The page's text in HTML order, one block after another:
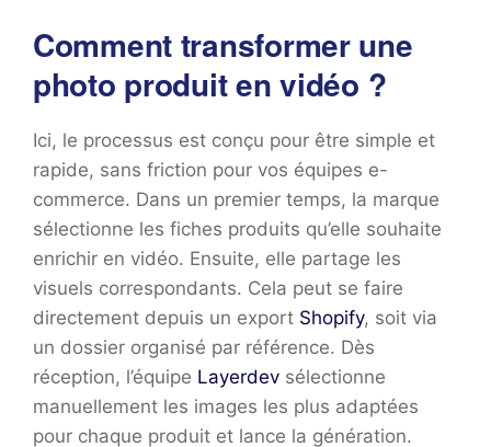
Comment transformer une
photo produit en vidéo ?
Ici, le processus est conçu pour être simple et
rapide, sans friction pour vos équipes e-
commerce. Dans un premier temps, la marque
sélectionne les fiches produits qu’elle souhaite
enrichir en vidéo. Ensuite, elle partage les
visuels correspondants. Cela peut se faire
directement depuis un export Shopify, soit via
un dossier organisé par référence. Dès
réception, l’équipe Layerdev sélectionne
manuellement les images les plus adaptées
pour chaque produit et lance la génération.